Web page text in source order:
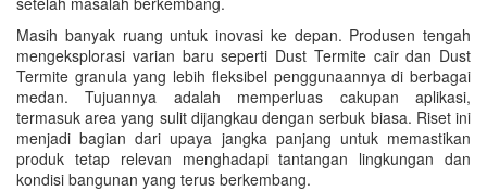
Masih banyak ruang untuk inovasi ke depan. Produsen tengah
mengeksplorasi varian baru seperti Dust Termite cair dan Dust
Termite granula yang lebih fleksibel penggunaannya di berbagai
medan. Tujuannya adalah memperluas cakupan aplikasi,
termasuk area yang sulit dijangkau dengan serbuk biasa. Riset ini
menjadi bagian dari upaya jangka panjang untuk memastikan
produk tetap relevan menghadapi tantangan lingkungan dan
kondisi bangunan yang terus berkembang.